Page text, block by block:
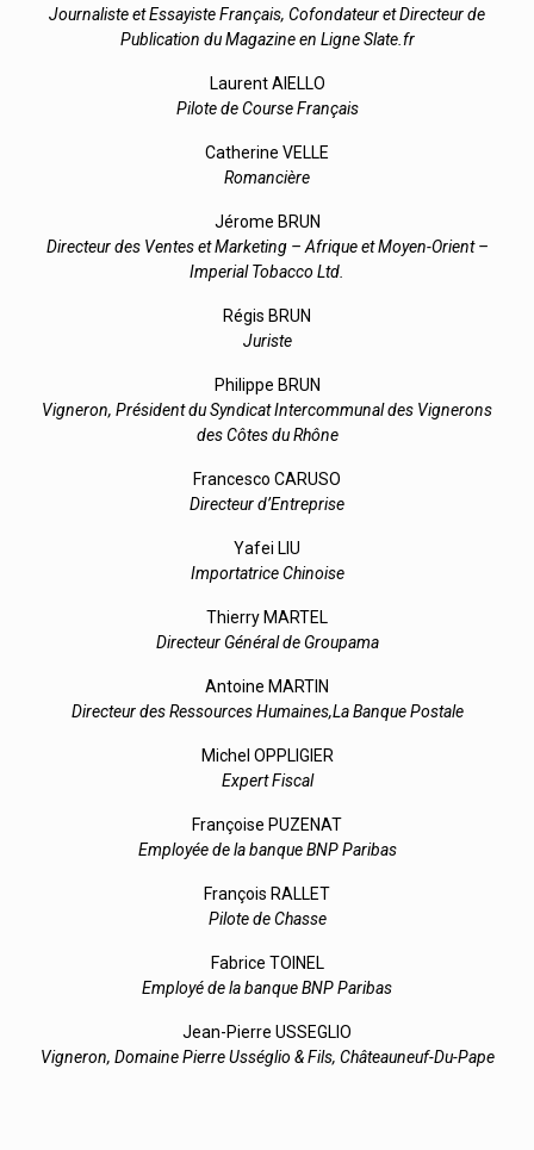
Journaliste et Essayiste Français, Cofondateur et Directeur de
Publication du Magazine en Ligne Slate.fr
Laurent AIELLO
Pilote de Course Français
Catherine VELLE
Romancière
Jérome BRUN
Directeur des Ventes et Marketing – Afrique et Moyen-Orient –
Imperial Tobacco Ltd.
Régis BRUN
Juriste
Philippe BRUN
Vigneron, Président du Syndicat Intercommunal des Vignerons
des Côtes du Rhône
Francesco CARUSO
Directeur d’Entreprise
Yafei LIU
Importatrice Chinoise
Thierry MARTEL
Directeur Général de Groupama
Antoine MARTIN
Directeur des Ressources Humaines,La Banque Postale
Michel OPPLIGIER
Expert Fiscal
Françoise PUZENAT
Employée de la banque BNP Paribas
François RALLET
Pilote de Chasse
Fabrice TOINEL
Employé de la banque BNP Paribas
Jean-Pierre USSEGLIO
Vigneron, Domaine Pierre Usséglio & Fils, Châteauneuf-Du-Pape